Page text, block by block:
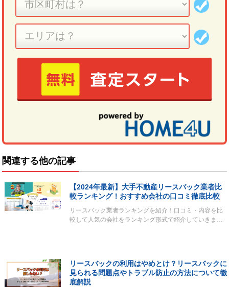
関連する他の記事
【2024年最新】大手不動産リースバック業者比
較ランキング！おすすめ会社の口コミ徹底比較
リースバック業者ランキングを紹介！口コミ・内容を比
較して人気の会社をランキング形式で紹介していきま…
リースバックの利用はやめとけ？リースバックに
見られる問題点やトラブル防止の方法について徹
底解説